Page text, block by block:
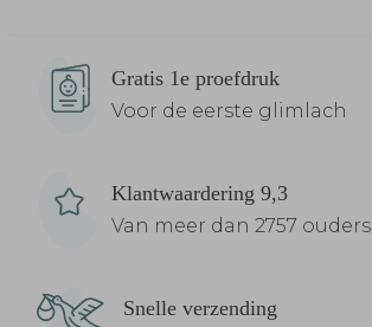
Gratis 1e proefdruk
Voor de eerste glimlach
Klantwaardering 9,3
Van meer dan 2757 ouders
Snelle verzending